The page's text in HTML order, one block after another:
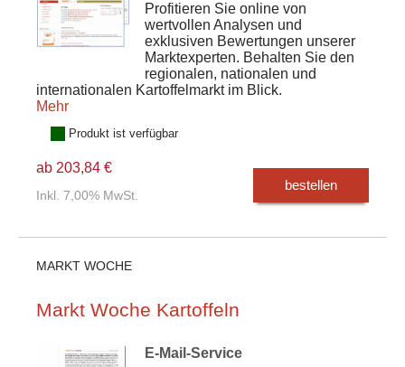
Profitieren Sie online von
wertvollen Analysen und
exklusiven Bewertungen unserer
Marktexperten. Behalten Sie den
regionalen, nationalen und
internationalen Kartoffelmarkt im Blick.
Mehr
Produkt ist verfügbar
ab 203,84 €
Inkl. 7,00% MwSt.
bestellen
MARKT WOCHE
Markt Woche Kartoffeln
E-Mail-Service